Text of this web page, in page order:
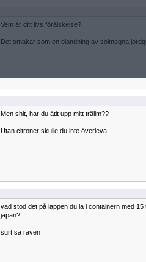
Vem är ditt livs förälskelse?
Det smakar som en blandning av solmogna
Men shit, har du ätit upp mitt trälim??
Utan citroner skulle du inte överleva
vad stod det på lappen du la i containern med
japan?
surt sa räven